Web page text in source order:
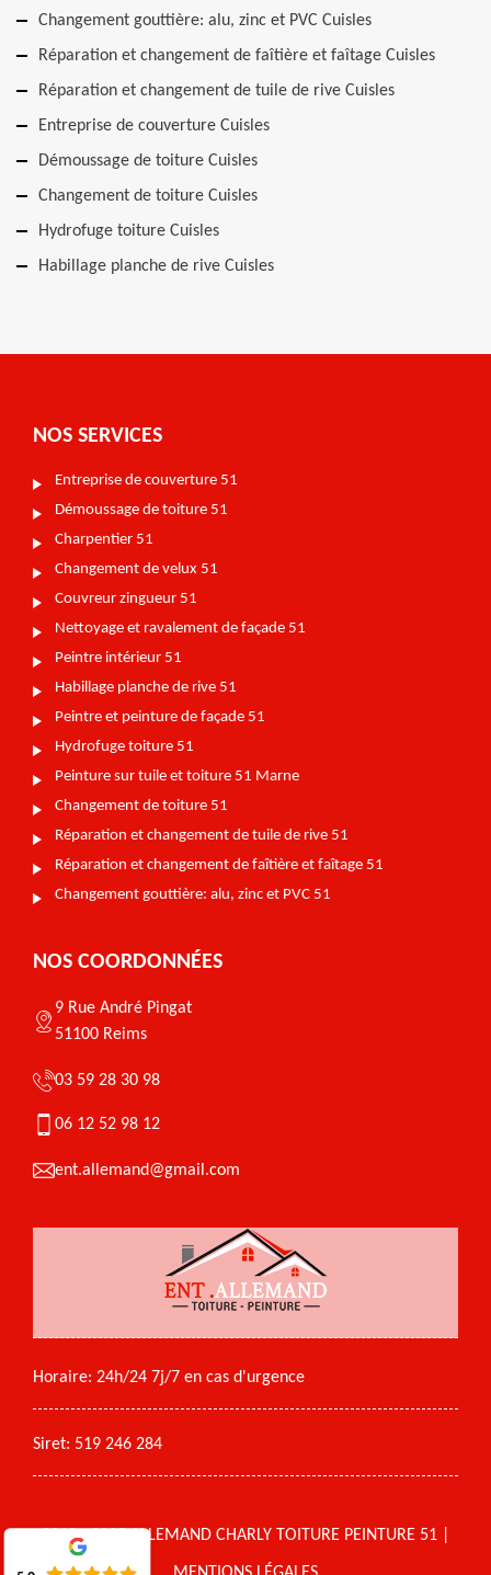
Changement gouttière: alu, zinc et PVC Cuisles
Réparation et changement de faîtière et faîtage Cuisles
Réparation et changement de tuile de rive Cuisles
Entreprise de couverture Cuisles
Démoussage de toiture Cuisles
Changement de toiture Cuisles
Hydrofuge toiture Cuisles
Habillage planche de rive Cuisles
NOS SERVICES
Entreprise de couverture 51
Démoussage de toiture 51
Charpentier 51
Changement de velux 51
Couvreur zingueur 51
Nettoyage et ravalement de façade 51
Peintre intérieur 51
Habillage planche de rive 51
Peintre et peinture de façade 51
Hydrofuge toiture 51
Peinture sur tuile et toiture 51 Marne
Changement de toiture 51
Réparation et changement de tuile de rive 51
Réparation et changement de faîtière et faîtage 51
Changement gouttière: alu, zinc et PVC 51
NOS COORDONNÉES
9 Rue André Pingat
51100 Reims
03 59 28 30 98
06 12 52 98 12
ent.allemand@gmail.com
Horaire: 24h/24 7j/7 en cas d'urgence
Siret: 519 246 284
2018 - 2025 ALLEMAND CHARLY TOITURE PEINTURE 51 |